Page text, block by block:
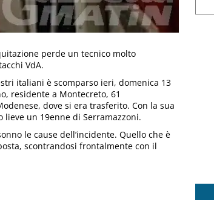
perde un tecnico molto
VdA.
italiani è scomparso ieri, domenica 13
residente a Montecreto, 61
dove si era trasferito. Con la sua
un 19enne di Serramazzoni.
le cause dell’incidente. Quello che è
scontrandosi frontalmente con il